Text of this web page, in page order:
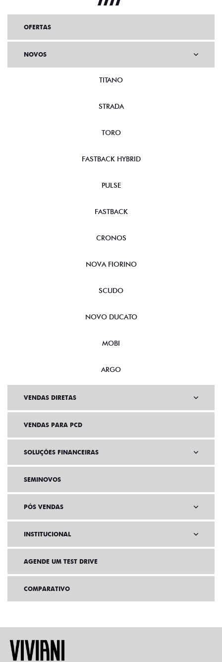
OFERTAS
NOVOS
TITANO
STRADA
TORO
FASTBACK HYBRID
PULSE
FASTBACK
CRONOS
NOVA FIORINO
SCUDO
NOVO DUCATO
MOBI
ARGO
VENDAS DIRETAS
VENDAS PARA PCD
SOLUÇÕES FINANCEIRAS
SEMINOVOS
PÓS VENDAS
INSTITUCIONAL
AGENDE UM TEST DRIVE
COMPARATIVO